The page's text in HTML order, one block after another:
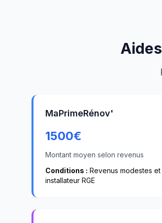
MaPrimeRénov'
1500€
Montant moyen selon revenus
Conditions : Revenus modestes et
installateur RGE